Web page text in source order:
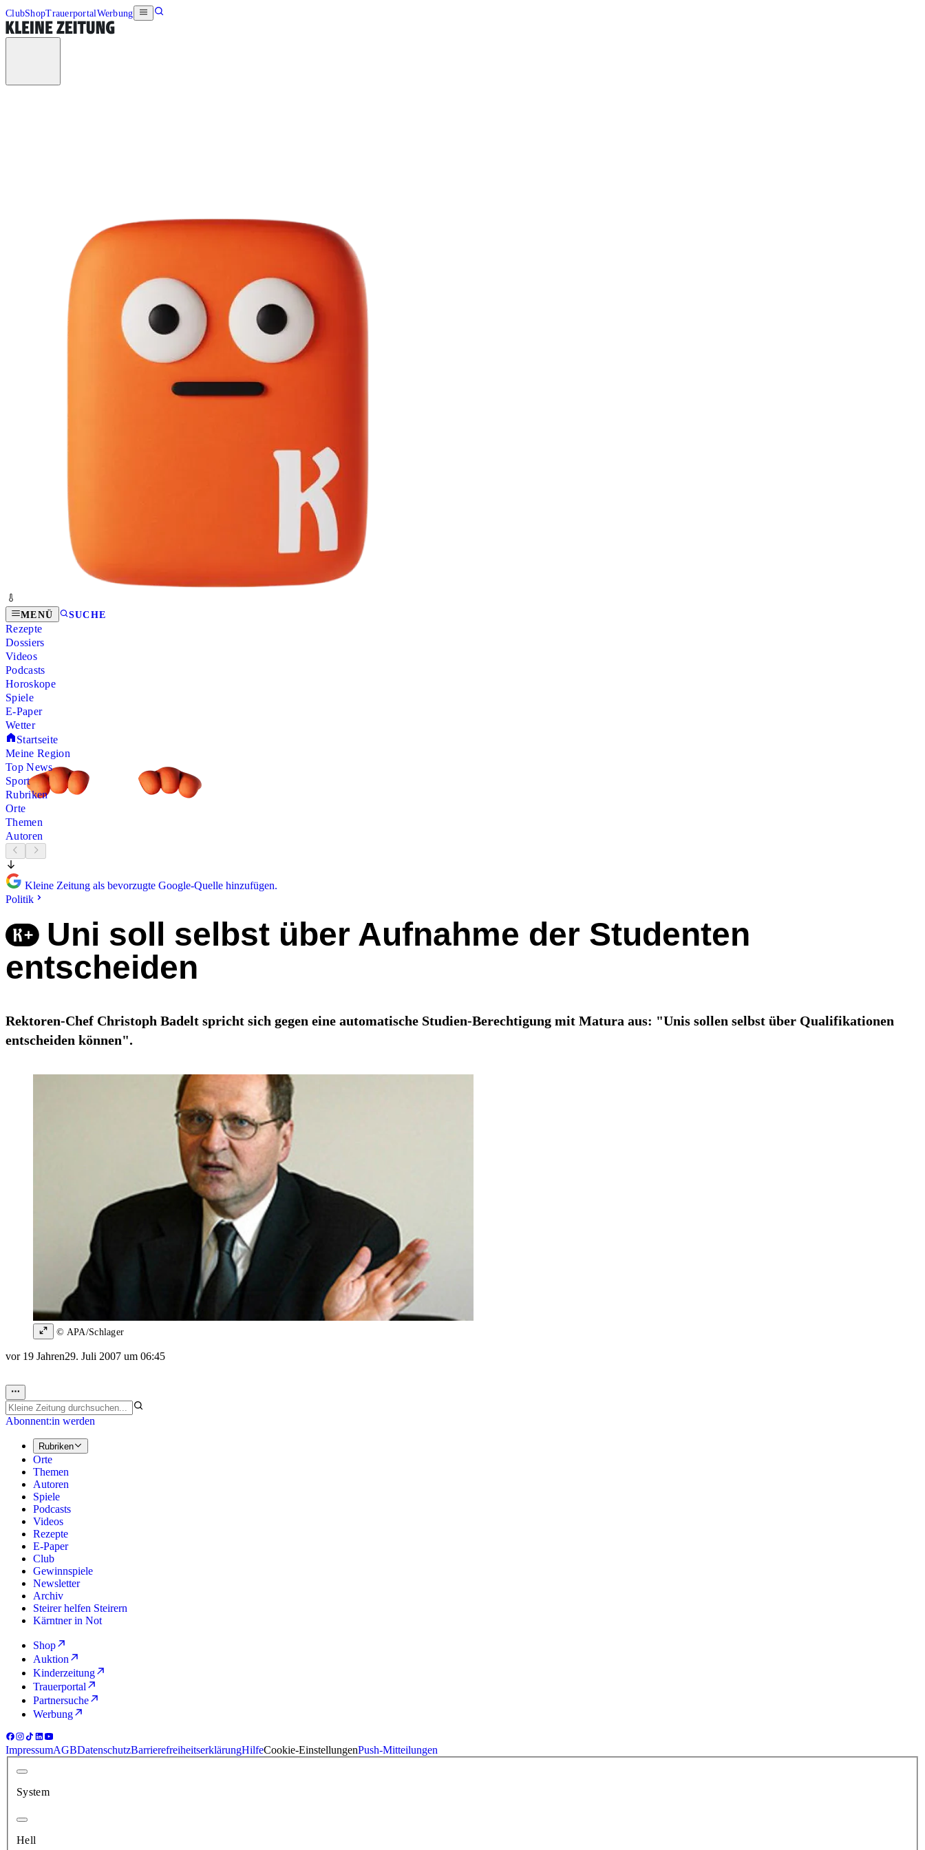
ClubShopTrauerportalWerbung
MENÜ SUCHE
Rezepte
Dossiers
Videos
Podcasts
Horoskope
Spiele
E-Paper
Wetter
Startseite
Meine Region
Top News
Sport
Rubriken
Orte
Themen
Autoren
Kleine Zeitung als bevorzugte Google-Quelle hinzufügen.
Politik
Uni soll selbst über Aufnahme der Studenten
entscheiden
Rektoren-Chef Christoph Badelt spricht sich gegen eine automatische Studien-Berechtigung mit Matura aus: "Unis sollen selbst über Qualifikationen
entscheiden können".
© APA/Schlager
vor 19 Jahren29. Juli 2007 um 06:45
Abonnent:in werden
Rubriken
Orte
Themen
Autoren
Spiele
Podcasts
Videos
Rezepte
E-Paper
Club
Gewinnspiele
Newsletter
Archiv
Steirer helfen Steirern
Kärntner in Not
Shop
Auktion
Kinderzeitung
Trauerportal
Partnersuche
Werbung
ImpressumAGBDatenschutzBarrierefreiheitserklärungHilfeCookie-EinstellungenPush-Mitteilungen
System
Hell